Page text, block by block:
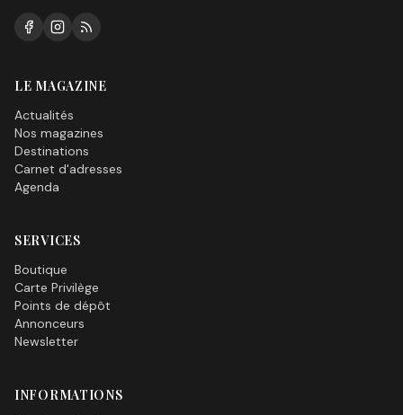
LE MAGAZINE
Actualités
Nos magazines
Destinations
Carnet d'adresses
Agenda
SERVICES
Boutique
Carte Privilège
Points de dépôt
Annonceurs
Newsletter
INFORMATIONS